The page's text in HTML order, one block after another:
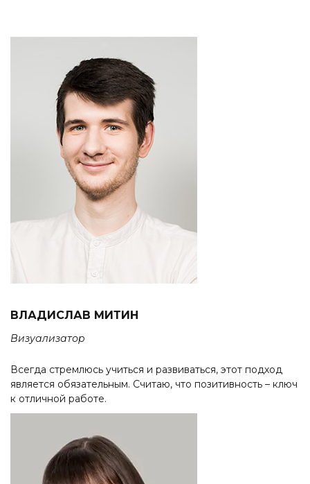
ВЛАДИСЛАВ МИТИН
Визуализатор
Всегда стремлюсь учиться и развиваться, этот подход
является обязательным. Считаю, что позитивность – ключ
к отличной работе.